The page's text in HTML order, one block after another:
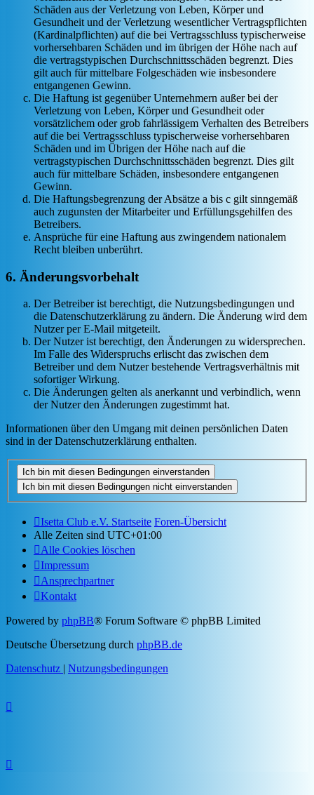
Schäden aus der Verletzung von Leben, Körper und
Gesundheit und der Verletzung wesentlicher Vertragspflichten
(Kardinalpflichten) auf die bei Vertragsschluss typischerweise
vorhersehbaren Schäden und im übrigen der Höhe nach auf
die vertragstypischen Durchschnittsschäden begrenzt. Dies
gilt auch für mittelbare Folgeschäden wie insbesondere
entgangenen Gewinn.
Die Haftung ist gegenüber Unternehmern außer bei der
Verletzung von Leben, Körper und Gesundheit oder
vorsätzlichem oder grob fahrlässigem Verhalten des Betreibers
auf die bei Vertragsschluss typischerweise vorhersehbaren
Schäden und im Übrigen der Höhe nach auf die
vertragstypischen Durchschnittsschäden begrenzt. Dies gilt
auch für mittelbare Schäden, insbesondere entgangenen
Gewinn.
Die Haftungsbegrenzung der Absätze a bis c gilt sinngemäß
auch zugunsten der Mitarbeiter und Erfüllungsgehilfen des
Betreibers.
Ansprüche für eine Haftung aus zwingendem nationalem
Recht bleiben unberührt.
6. Änderungsvorbehalt
Der Betreiber ist berechtigt, die Nutzungsbedingungen und
die Datenschutzerklärung zu ändern. Die Änderung wird dem
Nutzer per E-Mail mitgeteilt.
Der Nutzer ist berechtigt, den Änderungen zu widersprechen.
Im Falle des Widerspruchs erlischt das zwischen dem
Betreiber und dem Nutzer bestehende Vertragsverhältnis mit
sofortiger Wirkung.
Die Änderungen gelten als anerkannt und verbindlich, wenn
der Nutzer den Änderungen zugestimmt hat.
Informationen über den Umgang mit deinen persönlichen Daten
sind in der Datenschutzerklärung enthalten.
Isetta Club e.V. Startseite Foren-Übersicht
Alle Zeiten sind UTC+01:00
Alle Cookies löschen
Impressum
Ansprechpartner
Kontakt
Powered by phpBB® Forum Software © phpBB Limited
Deutsche Übersetzung durch phpBB.de
Datenschutz | Nutzungsbedingungen